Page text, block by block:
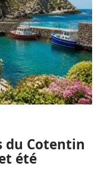
du Cotentin
été